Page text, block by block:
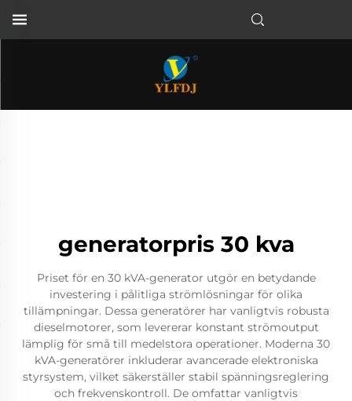
generatorpris 30 kva
Priset för en 30 kVA-generator utgör en betydande
investering i pålitliga strömlösningar för olika
tillämpningar. Dessa generatörer har vanligtvis robusta
dieselmotorer, som levererar konstant strömoutput
lämplig för små till medelstora operationer. Moderna 30
kVA-generatörer inkluderar avancerade elektroniska
styrsystem, vilket säkerställer stabil spänningsreglering
och frekvenskontroll. De omfattar vanligtvis